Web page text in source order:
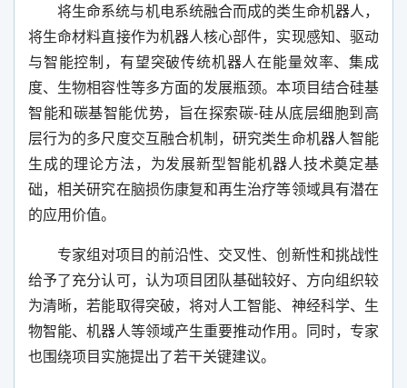
将生命系统与机电系统融合而成的类生命机器人，
将生命材料直接作为机器人核心部件，实现感知、驱动
与智能控制，有望突破传统机器人在能量效率、集成
度、生物相容性等多方面的发展瓶颈。本项目结合硅基
智能和碳基智能优势，旨在探索碳-硅从底层细胞到高
层行为的多尺度交互融合机制，研究类生命机器人智能
生成的理论方法，为发展新型智能机器人技术奠定基
础，相关研究在脑损伤康复和再生治疗等领域具有潜在
的应用价值。
专家组对项目的前沿性、交叉性、创新性和挑战性
给予了充分认可，认为项目团队基础较好、方向组织较
为清晰，若能取得突破，将对人工智能、神经科学、生
物智能、机器人等领域产生重要推动作用。同时，专家
也围绕项目实施提出了若干关键建议。